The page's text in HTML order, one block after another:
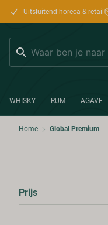
Uitsluitend horeca & retail
WHISKY RUM AGAVE
Home Global Premium
Prijs